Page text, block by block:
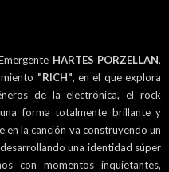
HARTES PORZELLAN,
"RICH", en el que explora
de la electrónica, el rock
forma totalmente brillante y
en la canción va construyendo un
una identidad súper
con momentos inquietantes,